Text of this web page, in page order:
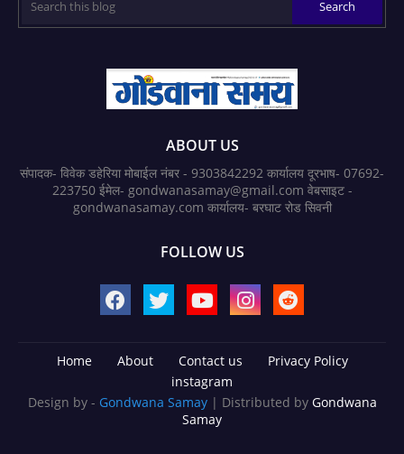
ABOUT US
संपादक- विवेक डहेरिया मोबाईल नंबर - 9303842292 कार्यालय दूरभाष- 07692-
223750 ईमेल- gondwanasamay@gmail.com वेबसाइट -
gondwanasamay.com कार्यालय- बरघाट रोड सिवनी
FOLLOW US
Home About Contact us
Privacy Policy
instagram
Design by - Gondwana Samay | Distributed by Gondwana
Samay